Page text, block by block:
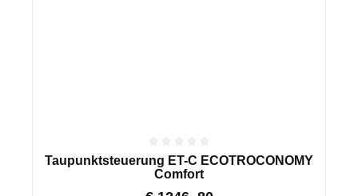
Taupunktsteuerung ET-C ECOTROCONOMY
Comfort